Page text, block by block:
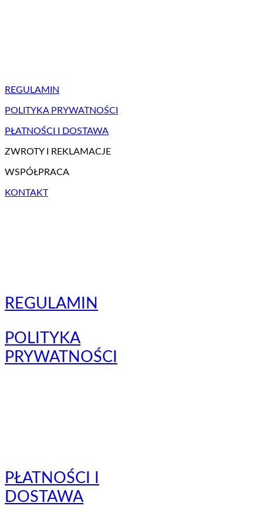
REGULAMIN
POLITYKA PRYWATNOŚCI
PŁATNOŚCI I DOSTAWA
ZWROTY I REKLAMACJE
WSPÓŁPRACA
KONTAKT
REGULAMIN
POLITYKA
PRYWATNOŚCI
PŁATNOŚCI I
DOSTAWA